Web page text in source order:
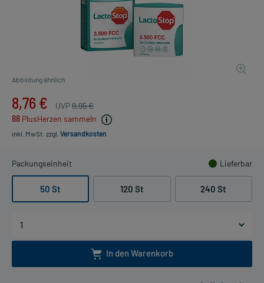
Abbildung ähnlich
8,76 € UVP9,95 €
88 PlusHerzen sammeln
inkl. MwSt. zzgl. Versandkosten
Packungseinheit Lieferbar
50 St 120 St 240 St
In den Warenkorb